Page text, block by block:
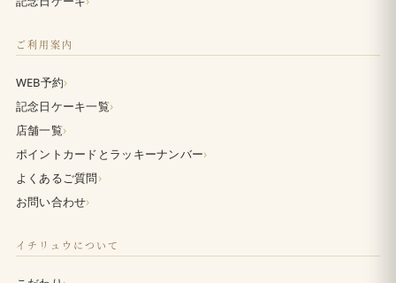
ご利用案内
WEB予約›
記念日ケーキ一覧›
店舗一覧›
ポイントカードとラッキーナンバー›
よくあるご質問›
お問い合わせ›
イチリュウについて